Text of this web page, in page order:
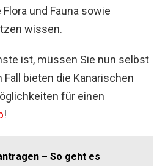
und Fauna sowie
wissen.
ist, müssen Sie nun selbst
bieten die Kanarischen
für einen
!
– So geht es